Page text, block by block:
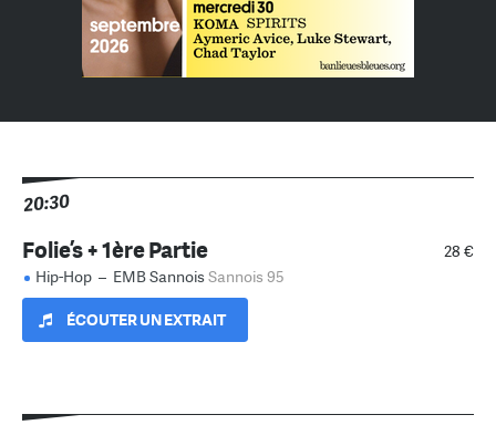
20:30
28 €
Folie’s + 1ère Partie
Hip-Hop – EMB SannoisSannois 95
ÉCOUTER UN EXTRAIT